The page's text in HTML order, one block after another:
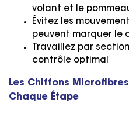
volant et le
Évitez les
peuvent marquer le
Travaillez par
contrôle optimal
Les Chiffons
Chaque Étape